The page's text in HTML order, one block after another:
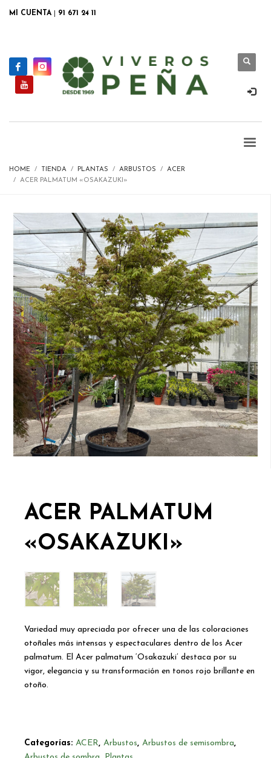
MI CUENTA 91 671 24 11
HOME TIENDA PLANTAS ARBUSTOS
ACER
ACER PALMATUM «OSAKAZUKI»
ACER PALMATUM
«OSAKAZUKI»
Variedad muy apreciada por ofrecer una de las coloraciones
otoñales más intensas y espectaculares dentro de los Acer
palmatum. El Acer palmatum ‘Osakazuki’ destaca por su
vigor, elegancia y su transformación en tonos rojo brillante en
otoño.
Categorías: ACER, Arbustos, Arbustos de semisombra,